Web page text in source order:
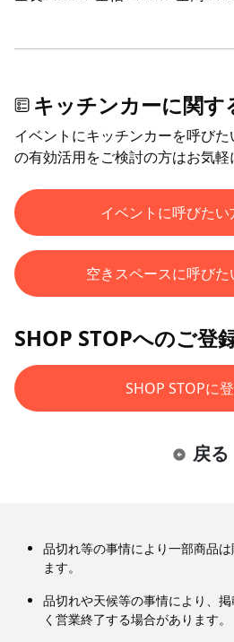
キッチンカーに関す
イベントにキッチンカーを呼び
の有効活用をご検討の方はお気軽
イベントに呼びたい
空きスペースに呼びた
SHOP STOPへのご登
SHOP STOPに
戻る
品切れ等の事情により一部商品
ます。
品切れや天候等の事情により、
く営業終了する場合があります。